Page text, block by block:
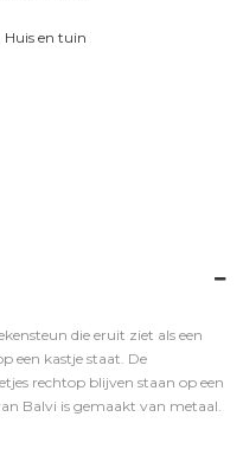
Huis en tuin
die eruit ziet als een
een kastje staat. De
rechtop blijven staan op een
Balvi is gemaakt van metaal.